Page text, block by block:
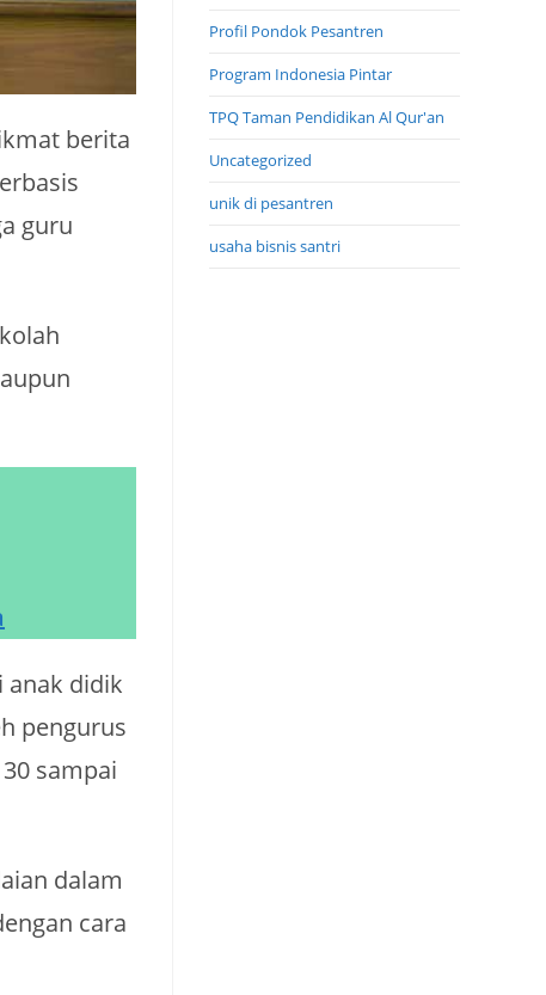
berita
guru
anak didik
pengurus
sampai
dalam
cara
Profil Pondok Pesantren
Program Indonesia Pintar
TPQ Taman Pendidikan Al Qur'an
Uncategorized
unik di pesantren
usaha bisnis santri